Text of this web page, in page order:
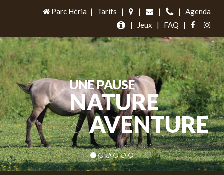
Parc Héria | Tarifs | | | |
Agenda
|
Jeux | FAQ |
UNE PAUSE
NATURE
&AVENTURE